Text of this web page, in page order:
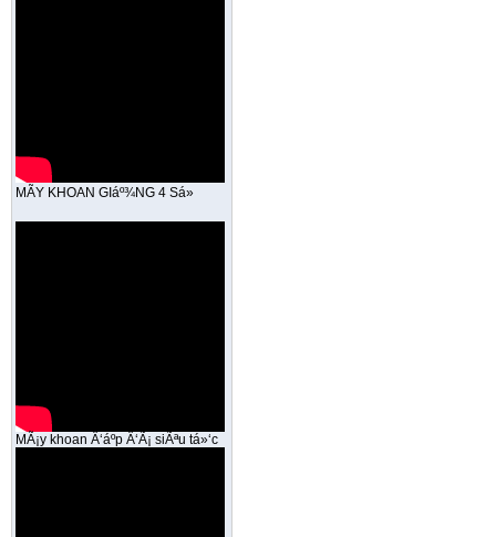
MÃY KHOAN GIáº¾NG 4 Sá»
MÃ¡y khoan Ä‘áº­p Ä‘Ã¡ siÃªu tá»‘c